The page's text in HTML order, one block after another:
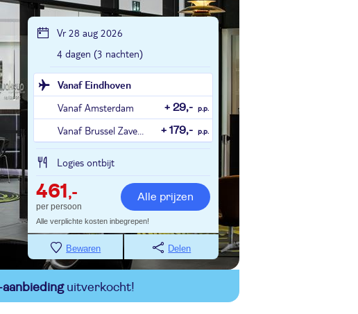
Vr 28 aug 2026
4 dagen (3 nachten)
Vanaf Eindhoven
Vanaf Amsterdam
+ 29,- p.p.
Vanaf Brussel Zaventem + 179,- p.p.
Logies ontbijt
461 ,-
per persoon
Alle prijzen
Alle verplichte kosten inbegrepen!
Bewaren Delen
uitverkocht!